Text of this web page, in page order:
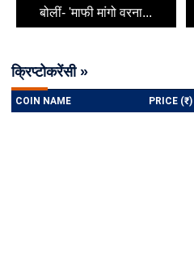
बोलीं- 'माफी मांगो वरना...
क्रिप्टोकरेंसी »